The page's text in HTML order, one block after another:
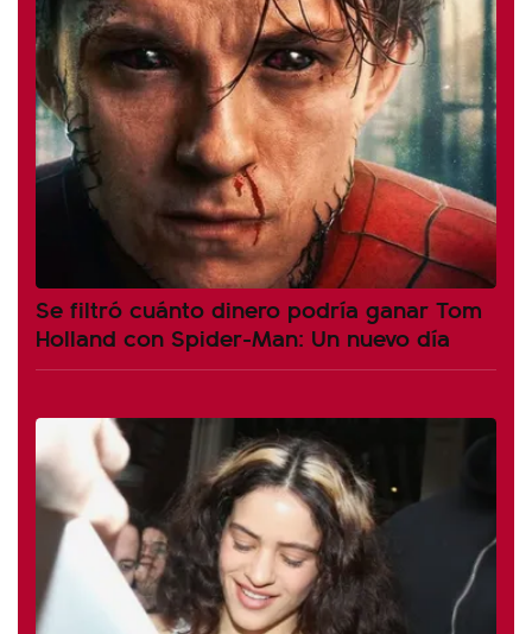
Se filtró cuánto dinero podría ganar Tom
Holland con Spider-Man: Un nuevo día